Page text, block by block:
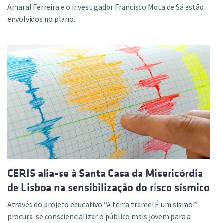
Amaral Ferreira e o investigador Francisco Mota de Sá estão
envolvidos no plano...
CERIS alia-se à Santa Casa da Misericórdia
de Lisboa na sensibilização do risco sísmico
Através do projeto educativo “A terra treme! É um sismo!”
procura-se consciencializar o público mais jovem para a